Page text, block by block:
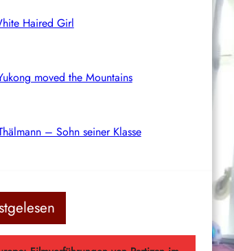
Haired Girl
moved the Mountains
– Sohn seiner Klasse